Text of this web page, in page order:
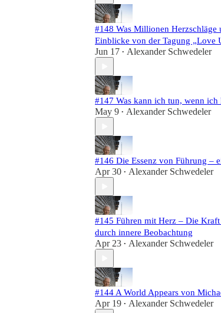
#148 Was Millionen Herzschläge
Einblicke von der Tagung „Love
Jun 17 • Alexander Schwedeler
#147 Was kann ich tun, wenn ich
May 9 • Alexander Schwedeler
#146 Die Essenz von Führung –
Apr 30 • Alexander Schwedeler
#145 Führen mit Herz – Die
durch innere Beobachtung
Apr 23 • Alexander Schwedeler
#144 A World Appears von
Apr 19 • Alexander Schwedeler